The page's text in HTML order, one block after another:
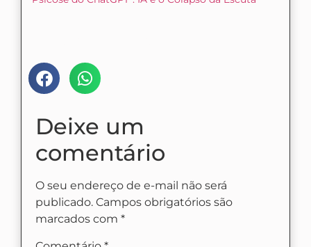
Deixe um
comentário
O seu endereço de e-mail não será
publicado. Campos obrigatórios são
marcados com *